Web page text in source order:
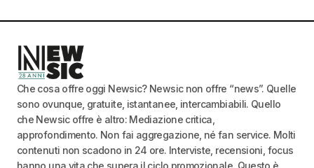
Che cosa offre oggi Newsic? Newsic non offre “news”. Quelle
sono ovunque, gratuite, istantanee, intercambiabili. Quello
che Newsic offre è altro: Mediazione critica,
approfondimento. Non fai aggregazione, né fan service. Molti
contenuti non scadono in 24 ore. Interviste, recensioni, focus